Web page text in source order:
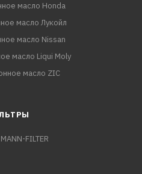
масло Honda
масло Лукойл
масло Nissan
масло Liqui Moly
масло ZIC
FILTER